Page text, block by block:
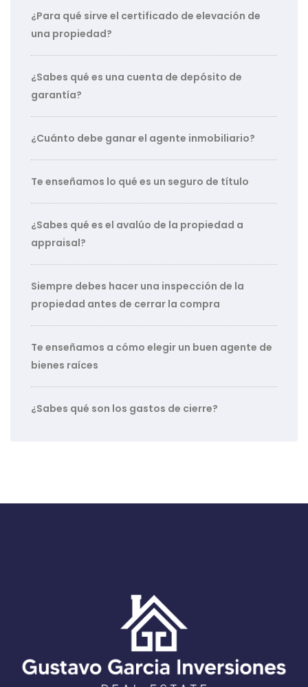
¿Para qué sirve el certificado de elevación de
una propiedad?
¿Sabes qué es una cuenta de depósito de
garantía?
¿Cuánto debe ganar el agente inmobiliario?
Te enseñamos lo qué es un seguro de título
¿Sabes qué es el avalúo de la propiedad a
appraisal?
Siempre debes hacer una inspección de la
propiedad antes de cerrar la compra
Te enseñamos a cómo elegir un buen agente de
bienes raíces
¿Sabes qué son los gastos de cierre?